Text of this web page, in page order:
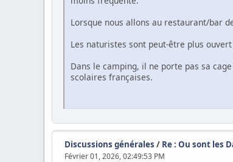
Lorsque nous allons au restaurant/bar
Les naturistes sont peut-être plus
Dans le camping, il ne porte pas sa
scolaires françaises.
Discussions générales / Re : Ou sont les
Février 01, 2026, 02:49:53 PM